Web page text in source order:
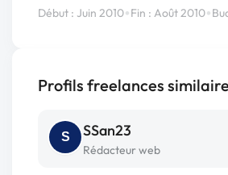
Début : Juin 2010•Fin : Août 2010•
Profils freelances
S SSan23
Rédacteur web